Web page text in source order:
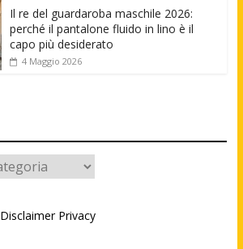
Il re del guardaroba maschile 2026:
perché il pantalone fluido in lino è il
capo più desiderato
4 Maggio 2026
Disclaimer Privacy